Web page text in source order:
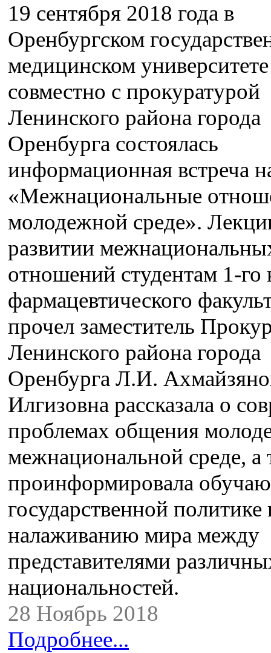
19 сентября 2018 года в
Оренбургском
медицинском университете
совместно с прокуратурой
Ленинского района города
Оренбурга состоялась
информационная встреча
«Межнациональные
молодежной среде».
развитии
отношений студентам 1-го
фармацевтического
прочел заместитель
Ленинского района города
Оренбурга Л.И.
Илгизовна рассказала о
проблемах общения
межнациональной среде, а
проинформировала
государственной политике
налаживанию мира между
представителями
национальностей.
28 Ноябрь 2018
Подробнее...